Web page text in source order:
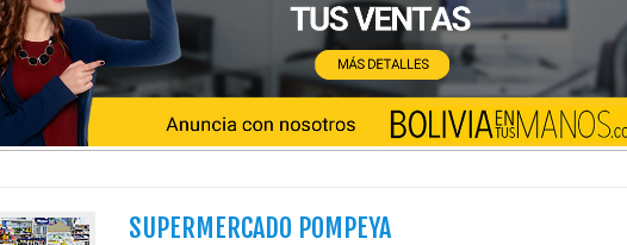
SUPERMERCADO POMPEYA